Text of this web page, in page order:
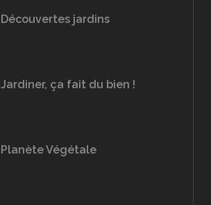
Découvertes jardins
Jardiner, ça fait du bien !
Planète Végétale